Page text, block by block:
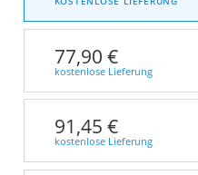
77,90 €
kostenlose Lieferung
91,45 €
kostenlose Lieferung